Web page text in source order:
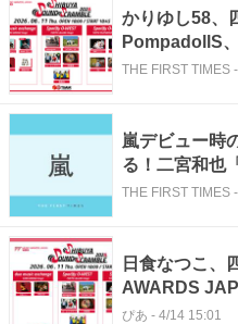
かりゆし58、
PompadollS
ドや地元愛ま
THE FIRST TIMES -
嵐デビュー時
る！二宮和也
♡」フェスで
THE FIRST TIMES -
日食なつこ、
AWARDS
渋谷3会場で同
ぴあ - 4/14 15:01